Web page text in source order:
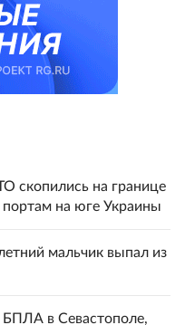
скопились на границе
на юге Украины
мальчик выпал из
в Севастополе,